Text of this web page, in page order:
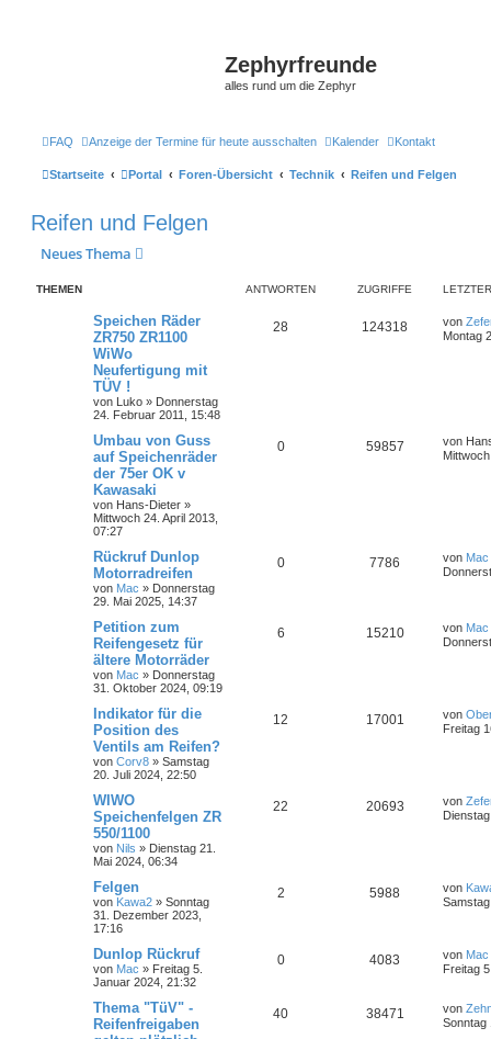
Zephyrfreunde
alles rund um die Zephyr
FAQ Anzeige der Termine für heute ausschalten Kalender Kontakt
Startseite Portal Foren-Übersicht Technik Reifen und Felgen
Reifen und Felgen
Neues Thema
THEMEN ANTWORTEN ZUGRIFFE
Speichen Räder
ZR750 ZR1100
WiWo
Neufertigung mit
TÜV !
von Luko » Donnerstag
24. Februar 2011, 15:48
28 124318 von
Montag
Umbau von Guss
auf Speichenräder
der 75er OK v
Kawasaki
von Hans-Dieter »
Mittwoch 24. April 2013,
07:27
0 59857 von
Rückruf Dunlop
Motorradreifen
von Mac » Donnerstag
29. Mai 2025, 14:37
0 7786 von Mac
Petition zum
Reifengesetz für
ältere Motorräder
von Mac » Donnerstag
31. Oktober 2024, 09:19
6 15210 von Mac
Indikator für die
Position des
Ventils am Reifen?
von Corv8 » Samstag
20. Juli 2024, 22:50
12 17001 von
Freitag
WIWO
Speichenfelgen ZR
550/1100
von Nils » Dienstag 21.
Mai 2024, 06:34
22 20693 von
Felgen
von Kawa2 » Sonntag
31. Dezember 2023,
17:16
2 5988 von
Dunlop Rückruf
von Mac » Freitag 5.
Januar 2024, 21:32
0 4083 von Mac
Freitag
Thema "TüV" -
Reifenfreigaben
40 38471 von
Sonntag